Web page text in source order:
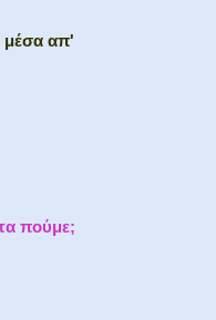
μέσα απ'
πούμε;